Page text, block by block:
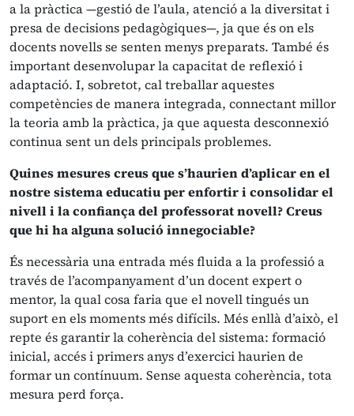
a la pràctica —gestió de l’aula, atenció a la diversitat i
presa de decisions pedagògiques—, ja que és on els
docents novells se senten menys preparats. També és
important desenvolupar la capacitat de reflexió i
adaptació. I, sobretot, cal treballar aquestes
competències de manera integrada, connectant millor
la teoria amb la pràctica, ja que aquesta desconnexió
continua sent un dels principals problemes.
Quines mesures creus que s’haurien d’aplicar en el
nostre sistema educatiu per enfortir i consolidar el
nivell i la confiança del professorat novell? Creus
que hi ha alguna solució innegociable?
És necessària una entrada més fluida a la professió a
través de l’acompanyament d’un docent expert o
mentor, la qual cosa faria que el novell tingués un
suport en els moments més difícils. Més enllà d’això, el
repte és garantir la coherència del sistema: formació
inicial, accés i primers anys d’exercici haurien de
formar un contínuum. Sense aquesta coherència, tota
mesura perd força.